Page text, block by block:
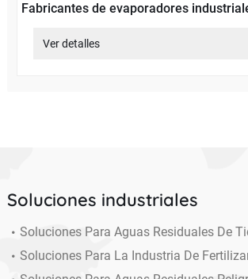
Fabricantes de evaporadores
Ver detalles
Soluciones industriales
Soluciones Para Aguas Residuales De
Soluciones Para La Industria De